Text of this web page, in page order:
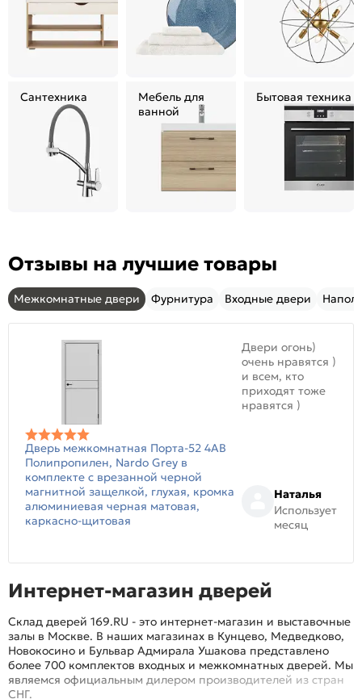
Сантехника
Мебель для
ванной
Бытовая техника
Отзывы на лучшие товары
Межкомнатные двери Фурнитура Входные двери
Дверь межкомнатная Порта-52 4AB
Полипропилен, Nardo Grey в
комплекте с врезанной черной
магнитной защелкой, глухая, кромка
алюминиевая черная матовая,
каркасно-щитовая
Двери огонь)
очень нравятся )
и всем, кто
приходят тоже
нравятся )
Наталья
Использует
месяц
Интернет-магазин дверей
Склад дверей 169.RU - это интернет-магазин и выставочные
залы в Москве. В наших магазинах в Кунцево, Медведково,
Новокосино и Бульвар Адмирала Ушакова представлено
более 700 комплектов входных и межкомнатных дверей. Мы
являемся официальным дилером производителей из стран
СНГ.